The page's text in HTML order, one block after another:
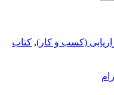
(کسب و کار), کتاب